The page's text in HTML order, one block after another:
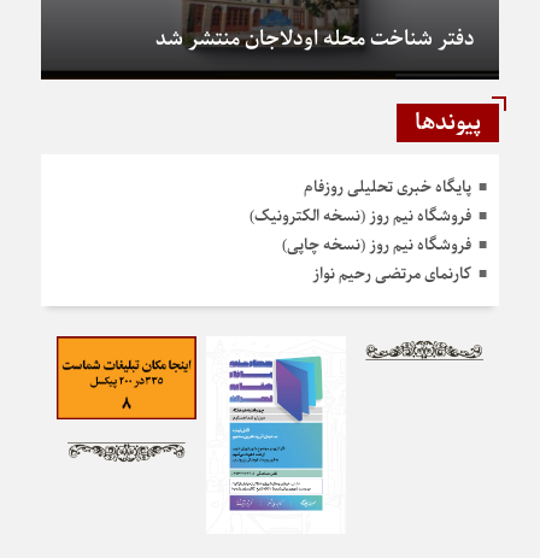
دفتر شناخت محله اودلاجان منتشر شد
پیوندها
پایگاه خبری تحلیلی روزفام
فروشگاه نیم روز (نسخه الکترونیک)
فروشگاه نیم روز (نسخه چاپی)
کارنمای مرتضی رحیم نواز